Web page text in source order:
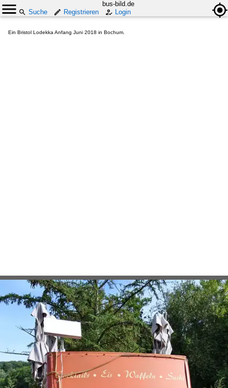
bus-bild.de
Suche
Registrieren Login
Ein Bristol Lodekka Anfang Juni 2018 in Bochum.